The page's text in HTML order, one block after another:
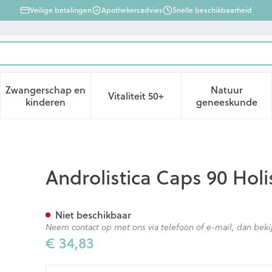
Veilige betalingen Apothekersadvies Snelle beschikbaarheid
verzorging en hygiëne categorie
voor Dieet, voeding en vitamines categorie
Zwangerschap en
kinderenToon submenu voor Zwangerschap en kinderen
Vitaliteit 50+Toon submenu voor Vitaliteit
Natuur
geneeskunde
Toon
Androlistica Caps 90
€ 34,83
Niet beschikbaar
Neem contact op met ons via telefoon of e-mail, dan